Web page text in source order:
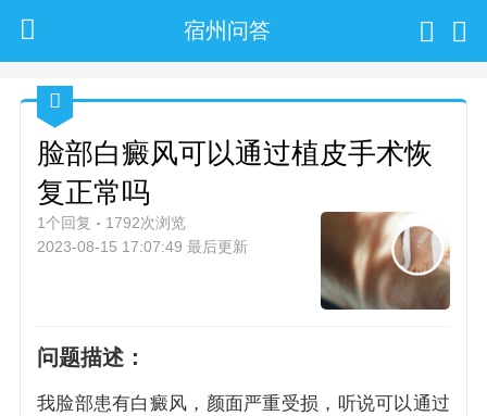
宿州问答
脸部白癜风可以通过植皮手术恢
复正常吗
1个回复
1792次浏览
2023-08-15 17:07:49 最后更新
问题描述：
我脸部患有白癜风，颜面严重受损，听说可以通过